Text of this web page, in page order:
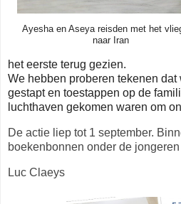
Ayesha en Aseya reisden met het
naar Iran
het eerste terug gezien.
We hebben proberen tekenen
gestapt en toestappen op de
luchthaven gekomen waren om
De actie liep tot 1 september.
boekenbonnen onder de
Luc Claeys